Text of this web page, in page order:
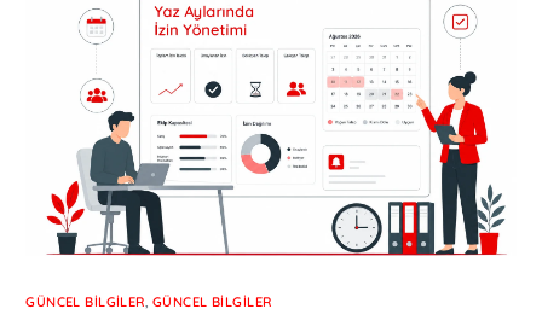
GÜNCEL BILGILER, GÜNCEL BILGILER